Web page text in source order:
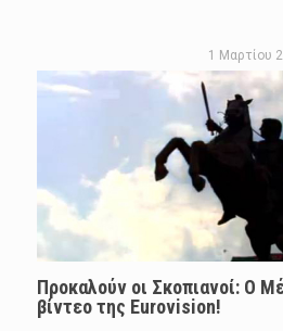
1 Μαρτίου
Προκαλούν οι Σκοπιανοί: Ο
βίντεο της Eurovision!